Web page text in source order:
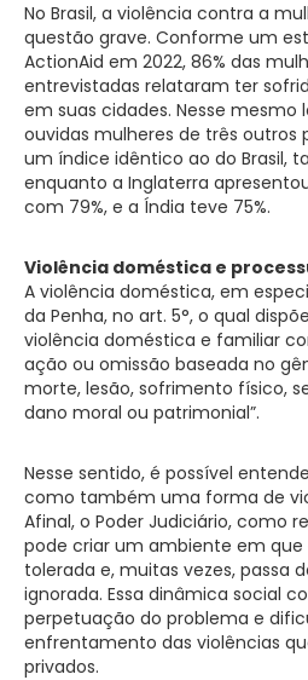
No Brasil, a violência contra a
questão grave. Conforme um
ActionAid em 2022, 86% das
entrevistadas relataram ter
em suas cidades. Nesse
ouvidas mulheres de três outros
um índice idêntico ao do Brasil,
enquanto a Inglaterra
com 79%, e a Índia teve 75%.
Violência doméstica e
A violência doméstica, em
da Penha, no art. 5°, o qual
violência doméstica e familiar
ação ou omissão baseada no
morte, lesão, sofrimento físico,
dano moral ou patrimonial”.
Nesse sentido, é possível
como também uma forma de
Afinal, o Poder Judiciário, como
pode criar um ambiente em que
tolerada e, muitas vezes, passa
ignorada. Essa dinâmica social
perpetuação do problema e
enfrentamento das violências
privados.